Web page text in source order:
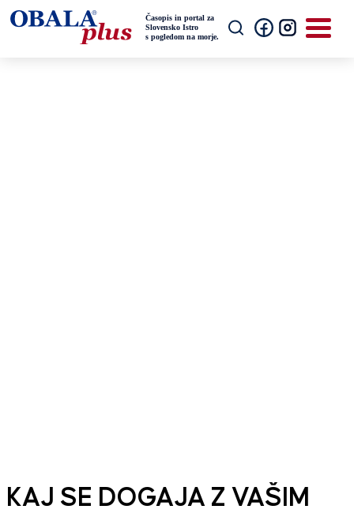
KAJ SE DOGAJA Z VAŠIM